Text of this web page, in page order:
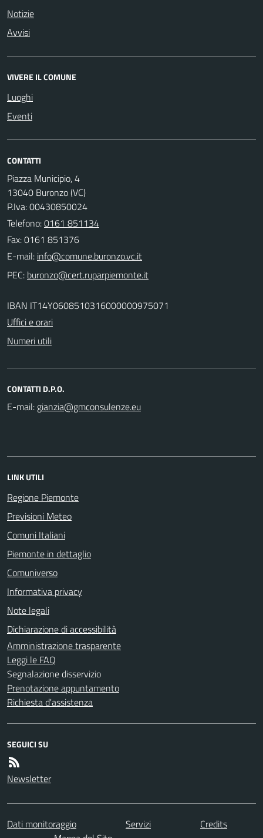
Notizie
Avvisi
VIVERE IL COMUNE
Luoghi
Eventi
CONTATTI
Piazza Municipio, 4
13040 Buronzo (VC)
P.Iva: 00430850024
Telefono:0161 851134
Fax: 0161 851376
E-mail:
PEC:
IBAN IT14Y0608510316000000975071
Uffici e orari
Numeri utili
CONTATTI D.P.O.
E-mail:
LINK UTILI
Regione Piemonte
Previsioni Meteo
Comuni Italiani
Piemonte in dettaglio
Comuniverso
Informativa privacy
Note legali
Dichiarazione di accessibilità
Amministrazione trasparente
Leggi le FAQ
Segnalazione disservizio
Prenotazione appuntamento
Richiesta d'assistenza
SEGUICI SU
Newsletter
Dati monitoraggio Servizi
Credits